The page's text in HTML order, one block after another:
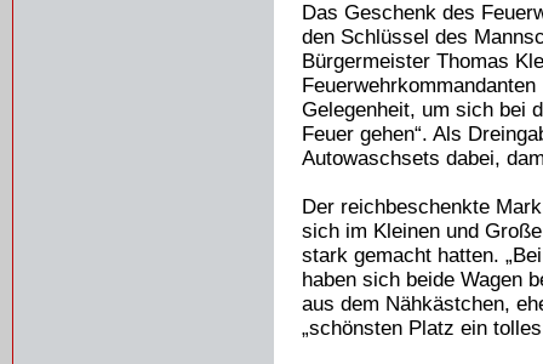
Das Geschenk des
den Schlüssel des
Bürgermeister Thomas
Gelegenheit, um sich bei
Feuer gehen“. Als
Autowaschsets dabei,
Der reichbeschenkte
sich im Kleinen und
stark gemacht hatten.
haben sich beide Wagen
aus dem Nähkästchen,
„schönsten Platz ein